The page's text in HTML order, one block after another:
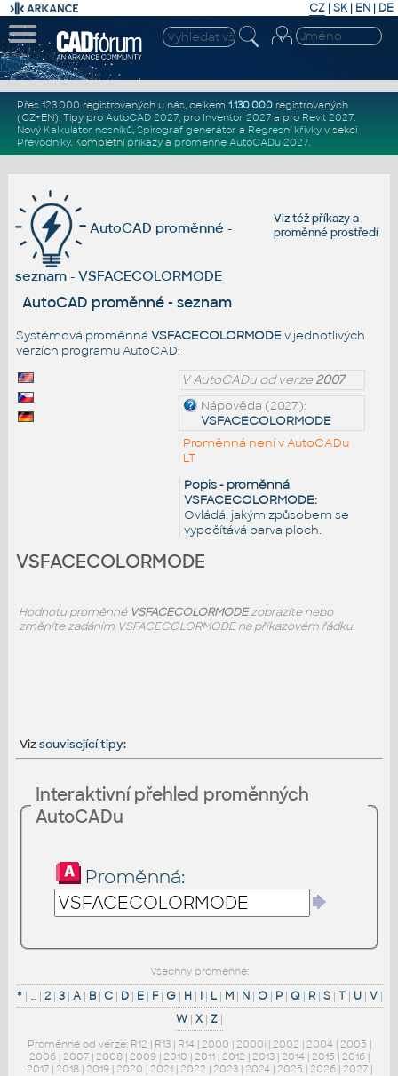
CZ | SK| EN | DE
Přes 123.000 registrovaných u nás, celkem 1.130.000registrovaných
(CZ+EN). Tipy pro AutoCAD 2027, pro Inventor 2027a pro Revit 2027.
Nový Kalkulátor nosníků, Spirograf generátor a Regresní křivkyv sekci
Převodníky. Kompletní příkazya proměnné AutoCADu 2027.
Viz téžpříkazya
proměnné prostředí
AutoCAD proměnné -
seznam - VSFACECOLORMODE
AutoCAD proměnné - seznam
Systémová proměnná VSFACECOLORMODEv jednotlivých
verzích programu AutoCAD:
V AutoCADu od verze2007
Nápověda (2027):
VSFACECOLORMODE
Proměnná není v AutoCADu
LT
Popis - proměnná
VSFACECOLORMODE:
Ovládá, jakým způsobem se
vypočítává barva ploch.
VSFACECOLORMODE
Hodnotu proměnné VSFACECOLORMODEzobrazíte nebo
změníte zadáním VSFACECOLORMODE na příkazovém řádku.
Vizsouvisející tipy:
Interaktivní přehled proměnných
AutoCADu
Proměnná:
Všechny proměnné:
*| _| 2| 3| A| B| C| D| E| F| G| H | I| L| M| N| O| P| Q| R| S| T| U| V|
W | X | Z |
Proměnné od verze: R12 | R13 | R14 | 2000 | 2000i | 2002 | 2004 | 2005 |
2006 | 2007 | 2008 | 2009 | 2010 | 2011 | 2012 | 2013 | 2014 | 2015 | 2016 |
2017 | 2018 | 2019 | 2020 | 2021 | 2022 | 2023 | 2024 | 2025 | 2026 | 2027 |